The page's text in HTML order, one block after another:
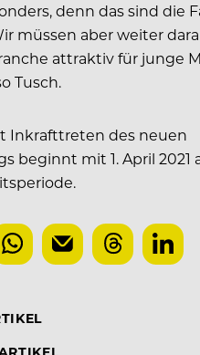
denn das sind die
müssen aber weiter
attraktiv für junge
Tusch.
Inkrafttreten des neuen
beginnt mit 1. April 2021